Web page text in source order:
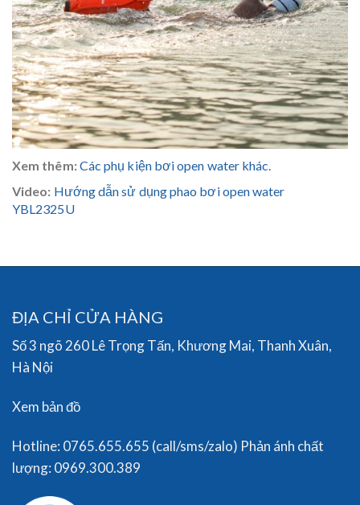
Xem thêm:Các phụ kiện bơi open water khác.
Video: Hướng dẫn sử dụng phao bơi open water
YBL2325U
ĐỊA CHỈ CỬA HÀNG
Số 3 ngõ 260 Lê Trọng Tấn, Khương Mai, Thanh Xuân,
Hà Nội
Xem bản đồ
Hotline: 0765.655.655 (call/sms/zalo) Phản ánh chất
lượng: 0969.300.389